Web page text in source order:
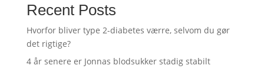
Recent Posts
Hvorfor bliver type 2-diabetes værre, selvom du gør
det rigtige?
4 år senere er Jonnas blodsukker stadig stabilt